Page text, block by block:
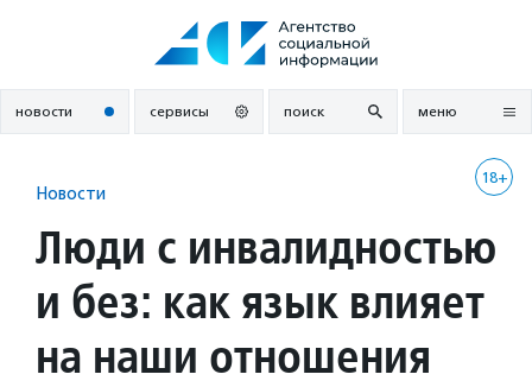
новости сервисы поиск меню
18+
Новости
Люди с инвалидностью
и без: как язык влияет
на наши отношения